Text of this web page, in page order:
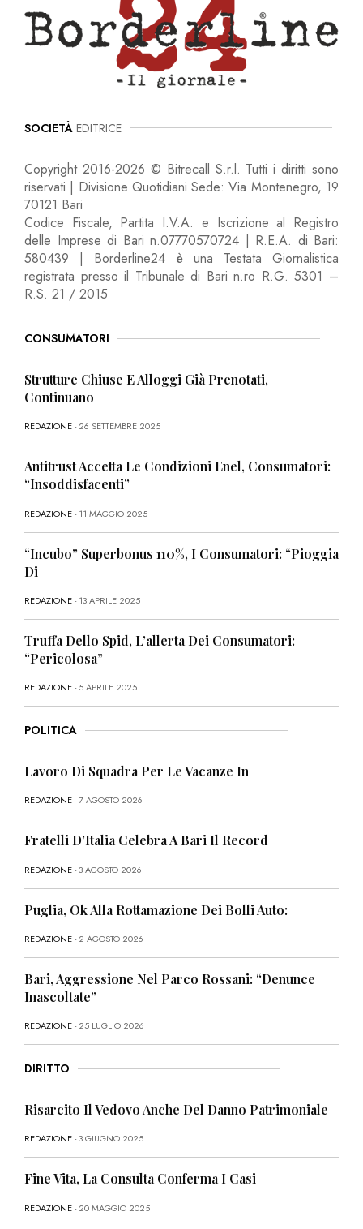
SOCIETÀ EDITRICE
Copyright 2016-2026 © Bitrecall S.r.l. Tutti i diritti sono
riservati | Divisione Quotidiani Sede: Via Montenegro, 19
70121 Bari
Codice Fiscale, Partita I.V.A. e Iscrizione al Registro
delle Imprese di Bari n.07770570724 | R.E.A. di Bari:
580439 | Borderline24 è una Testata Giornalistica
registrata presso il Tribunale di Bari n.ro R.G. 5301 –
R.S. 21 / 2015
CONSUMATORI
Strutture Chiuse E Alloggi Già Prenotati,
Continuano
REDAZIONE- 26 SETTEMBRE 2025
Antitrust Accetta Le Condizioni Enel, Consumatori:
“Insoddisfacenti”
REDAZIONE- 11 MAGGIO 2025
“Incubo” Superbonus 110%, I Consumatori: “Pioggia
Di
REDAZIONE- 13 APRILE 2025
Truffa Dello Spid, L’allerta Dei Consumatori:
“Pericolosa”
REDAZIONE- 5 APRILE 2025
POLITICA
Lavoro Di Squadra Per Le Vacanze In
REDAZIONE- 7 AGOSTO 2026
Fratelli D’Italia Celebra A Bari Il Record
REDAZIONE- 3 AGOSTO 2026
Puglia, Ok Alla Rottamazione Dei Bolli Auto:
REDAZIONE- 2 AGOSTO 2026
Bari, Aggressione Nel Parco Rossani: “Denunce
Inascoltate”
REDAZIONE- 25 LUGLIO 2026
DIRITTO
Risarcito Il Vedovo Anche Del Danno Patrimoniale
REDAZIONE- 3 GIUGNO 2025
Fine Vita, La Consulta Conferma I Casi
REDAZIONE- 20 MAGGIO 2025